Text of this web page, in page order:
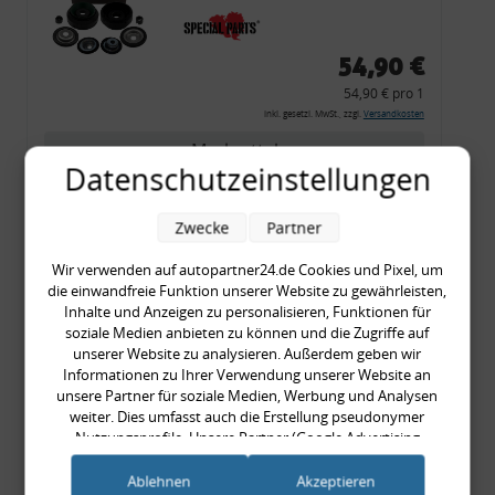
54,90 €
54,90 € pro 1
inkl. gesetzl. MwSt., zzgl. Versandkosten
Merkzettel
Zum Artikel
Rückleuchtenband mit
Blinker, rot, US-Ecken,
Audi 80 Cabrio, Typ 89,
OE-Nr.: 8G0945225 +
8G0945225C
999,99 €
999,99 € pro 1
Datenschutzeinstellungen
Wir verwenden auf autopartner24.de Cookies und Pixel, um
die einwandfreie Funktion unserer Website zu gewährleisten,
Inhalte und Anzeigen zu personalisieren, Funktionen für
soziale Medien anbieten zu können und die Zugriffe auf
unserer Website zu analysieren. Außerdem geben wir
Informationen zu Ihrer Verwendung unserer Website an
unsere Partner für soziale Medien, Werbung und Analysen
weiter. Dies umfasst auch die Erstellung pseudonymer
Nutzungsprofile. Unsere Partner (Google Advertising
Products) führen diese Informationen möglicherweise mit
weiteren Daten zusammen, die Sie ihnen bereitgestellt haben
Zwecke Partner
Ablehnen Akzeptieren